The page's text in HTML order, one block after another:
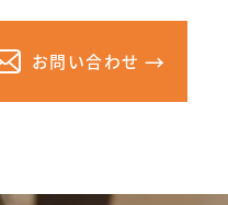
お問い合わせ